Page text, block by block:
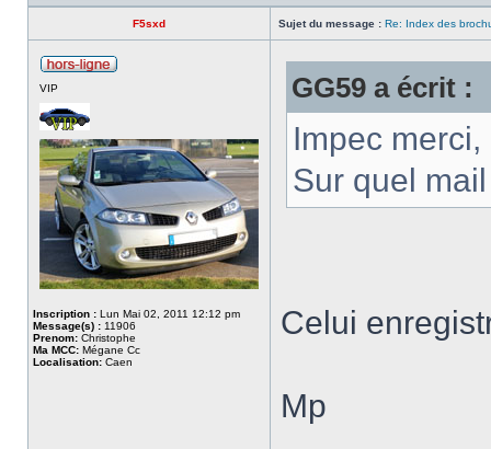
F5sxd Sujet du message : Re: Index des
VIP
Inscription : Lun Mai 02, 2011 12:12 pm
Message(s) : 11906
Prenom: Christophe
Ma MCC: Mégane Cc
Localisation: Caen
GG59 a écrit :
Impec
Sur quel
Celui
Mp